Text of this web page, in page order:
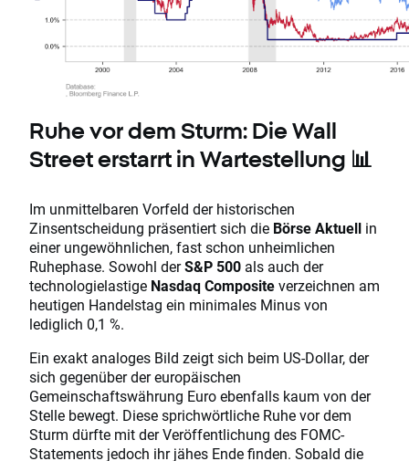
Ruhe vor dem Sturm: Die Wall
Street erstarrt in Wartestellung 📊
Im unmittelbaren Vorfeld der historischen
Zinsentscheidung präsentiert sich die Börse Aktuell in
einer ungewöhnlichen, fast schon unheimlichen
Ruhephase. Sowohl derS&P 500 als auch der
technologielastige Nasdaq Compositeverzeichnen am
heutigen Handelstag ein minimales Minus von
lediglich 0,1 %.
Ein exakt analoges Bild zeigt sich beim US-Dollar, der
sich gegenüber der europäischen
Gemeinschaftswährung Euro ebenfalls kaum von der
Stelle bewegt. Diese sprichwörtliche Ruhe vor dem
Sturm dürfte mit der Veröffentlichung des FOMC-
Statements jedoch ihr jähes Ende finden. Sobald die